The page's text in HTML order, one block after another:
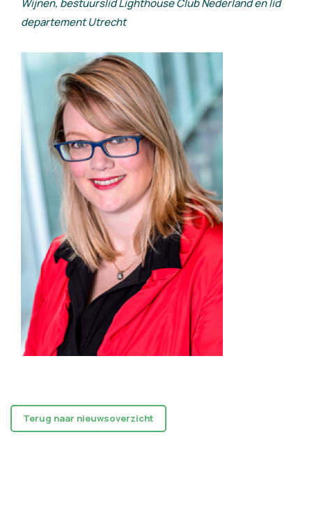
Wijnen, bestuurslid Lighthouse Club Nederland en lid
departement Utrecht
Terug naar nieuwsoverzicht